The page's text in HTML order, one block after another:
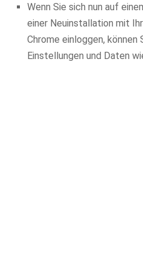
Wenn Sie sich nun auf
einer Neuinstallation mit
Chrome einloggen, können
Einstellungen und Daten